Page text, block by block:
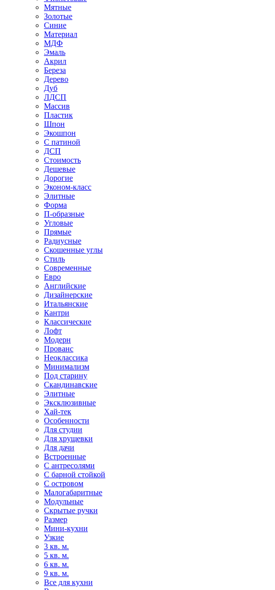
Мятные
Золотые
Синие
Материал
МДФ
Эмаль
Акрил
Береза
Дерево
Дуб
ЛДСП
Массив
Пластик
Шпон
Экошпон
С патиной
ДСП
Стоимость
Дешевые
Дорогие
Эконом-класс
Элитные
Форма
П-образные
Угловые
Прямые
Радиусные
Скошенные углы
Стиль
Современные
Евро
Английские
Дизайнерские
Итальянские
Кантри
Классические
Лофт
Модерн
Прованс
Неоклассика
Минимализм
Под старину
Скандинавские
Элитные
Эксклюзивные
Хай-тек
Особенности
Для студии
Для хрущевки
Для дачи
Встроенные
С антресолями
С барной стойкой
С островом
Малогабаритные
Модульные
Скрытые ручки
Размер
Мини-кухни
Узкие
3 кв. м.
5 кв. м.
6 кв. м.
9 кв. м.
Все для кухни